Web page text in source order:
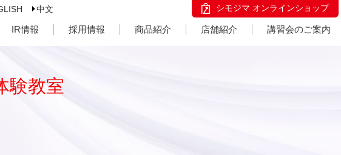
中文 シモジマ オンラインショップ
IR情報 採用情報 商品紹介 店舗紹介 講習会のご案内
験教室